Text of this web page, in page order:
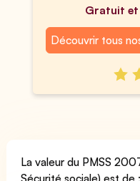
Gratuit et
Découvrir tous
La valeur du PMSS
Sécurité sociale) est